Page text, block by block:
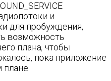
и
для пробуждения,
возможность
плана, чтобы
пока приложение